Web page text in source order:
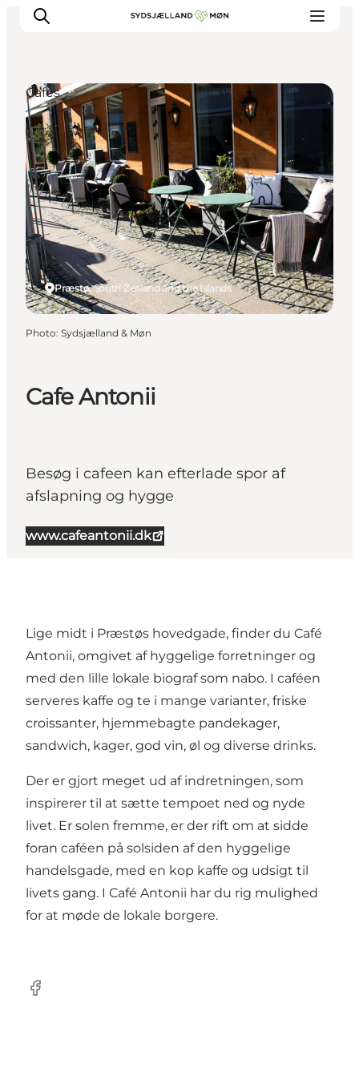
Things to do
Cities and places
Events
Places to eat
Accommodation
Plan your trip
Cafe Antonii
Besøg i cafeen kan efterlade spor af
afslapning og hygge
www.cafeantonii.dk
Præstø, South Zealand and the Islands
Cafés
Photo: Sydsjælland & Møn
Lige midt i Præstøs hovedgade, finder du Café
Antonii, omgivet af hyggelige forretninger og
med den lille lokale biograf som nabo. I caféen
serveres kaffe og te i mange varianter, friske
croissanter, hjemmebagte pandekager,
sandwich, kager, god vin, øl og diverse drinks.
Der er gjort meget ud af indretningen, som
inspirerer til at sætte tempoet ned og nyde
livet. Er solen fremme, er der rift om at sidde
foran caféen på solsiden af den hyggelige
handelsgade, med en kop kaffe og udsigt til
livets gang. I Café Antonii har du rig mulighed
for at møde de lokale borgere.
Facebook